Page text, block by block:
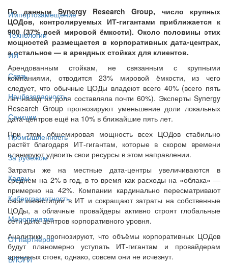
Импортозамещение
Технологии
ИИ
Связь
Нацбезопасность
Санкции
Промышленность
За рубежом
Кадры
Киберграмотность
Мероприятия
От партнёров
БЛОГИ
По данным Synergy Research Group, число крупных
ЦОДов, контролируемых ИТ-гигантами приближается к
900 (37% всей мировой ёмкости). Около половины этих
мощностей размещается в корпоративных дата-центрах,
а остальное — в арендных стойках для клиентов.
Арендованным стойкам, не связанным с крупными
компаниями, отводится 23% мировой ёмкости, из чего
следует, что обычные ЦОДы владеют всего 40% (всего пять
лет назад их доля составляла почти 60%). Эксперты Synergy
Research Group прогнозируют уменьшение доли локальных
дата-центров ещё на 10% в ближайшие пять лет.
При этом общемировая мощность всех ЦОДов стабильно
растёт благодаря ИТ-гигантам, которые в скором времени
планируют удвоить свои ресурсы в этом направлении.
Затраты же на местные дата-центры увеличиваются в
среднем на 2% в год, в то время как расходы на «облака» —
примерно на 42%. Компании кардинально пересматривают
свои инвестиции в ИТ и сокращают затраты на собственные
ЦОДы, а облачные провайдеры активно строят глобальные
сети дата-центров корпоративного уровня.
Аналитики прогнозируют, что объёмы корпоративных ЦОДов
будут планомерно уступать ИТ-гигантам и провайдерам
арендных стоек, однако, совсем они не исчезнут.